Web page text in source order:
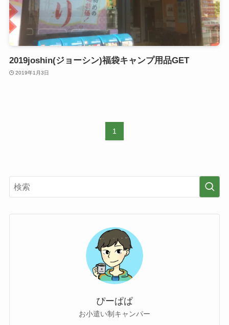
2019joshin(ジョーシン)福袋キャンプ用品GET
2019年1月3日
1
ぴーぱぱ
お小遣い制キャンパー